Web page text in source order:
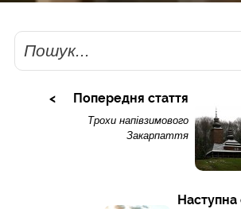
Пошук
Попередня стаття
Трохи напівзимового
Закарпаття
Наступна